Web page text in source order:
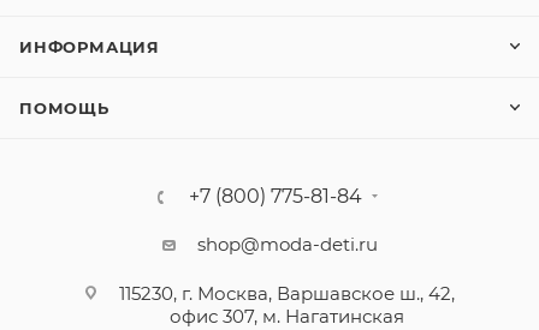
ИНФОРМАЦИЯ
ПОМОЩЬ
+7 (800) 775-81-84
shop@moda-deti.ru
115230, г. Москва, Варшавское ш., 42,
офис 307, м. Нагатинская